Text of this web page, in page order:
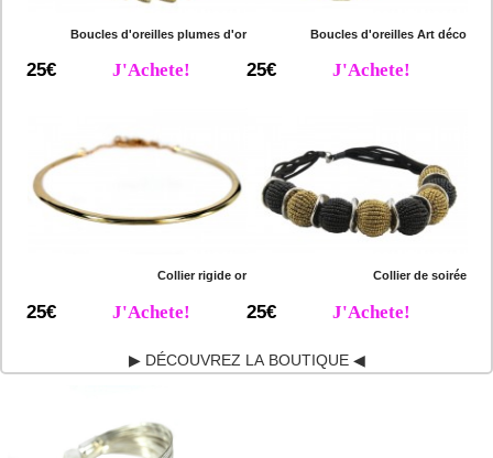
Boucles d'oreilles plumes d'or
25€ J'Achete!
Boucles d'oreilles Art déco
25€ J'Achete!
Collier rigide or
25€ J'Achete!
Collier de soirée
25€ J'Achete!
▶ DÉCOUVREZ LA BOUTIQUE ◀